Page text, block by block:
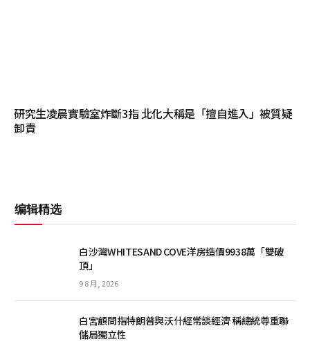
研究生凌晨實驗室炸斷3指 北化大稱是「擅自進入」被質疑
卸責
编辑精选
白沙灣WHITESAND COVE洋房造價9938萬「雙破
頂」
9 8 月, 2026
白宮顧問指特朗普與沃什經常談經濟 稱總統尊重聯
儲局獨立性